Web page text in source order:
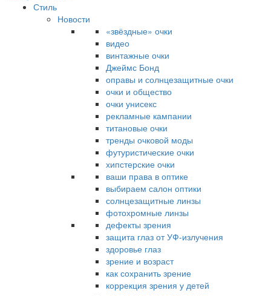
Стиль
Новости
«звёздные» очки
видео
винтажные очки
Джеймс Бонд
оправы и солнцезащитные очки
очки и общество
очки унисекс
рекламные кампании
титановые очки
тренды очковой моды
футуристические очки
хипстерские очки
ваши права в оптике
выбираем салон оптики
солнцезащитные линзы
фотохромные линзы
дефекты зрения
защита глаз от УФ-излучения
здоровье глаз
зрение и возраст
как сохранить зрение
коррекция зрения у детей